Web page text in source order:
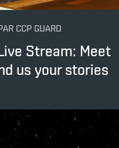
CCP GUARD
Stream: Meet
us your stories